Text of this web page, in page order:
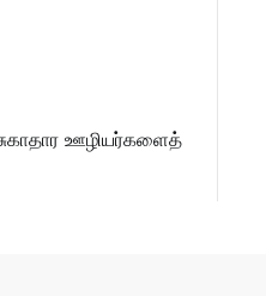
ஊழியர்களைத்